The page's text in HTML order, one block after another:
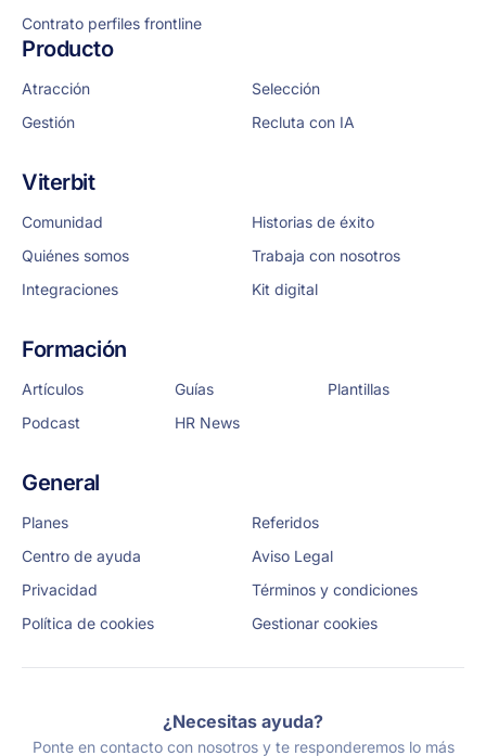
Contrato perfiles frontline
Producto
Atracción
Selección
Gestión
Recluta con IA
Viterbit
Comunidad
Historias de éxito
Quiénes somos
Trabaja con nosotros
Integraciones
Kit digital
Formación
Artículos Guías
Plantillas
Podcast
HR News
General
Planes
Referidos
Centro de ayuda
Aviso Legal
Privacidad
Términos y condiciones
Política de cookies
Gestionar cookies
¿Necesitas ayuda?
Ponte en contacto con nosotros y te responderemos lo más